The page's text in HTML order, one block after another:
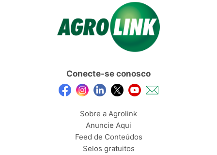
Conecte-se conosco
Sobre a Agrolink
Anuncie Aqui
Feed de Conteúdos
Selos gratuitos